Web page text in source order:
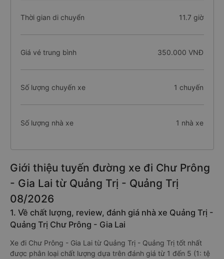
Thời gian di chuyển 11.7 giờ
Giá vé trung bình 350.000 VNĐ
Số lượng chuyến xe 1 chuyến
Số lượng nhà xe 1 nhà xe
Giới thiệu tuyến đường xe đi Chư Prông
- Gia Lai từ Quảng Trị - Quảng Trị
08/2026
1. Về chất lượng, review, đánh giá nhà xe Quảng Trị -
Quảng Trị Chư Prông - Gia Lai
Xe đi Chư Prông - Gia Lai từ Quảng Trị - Quảng Trị tốt nhất
được phân loại chất lượng dựa trên đánh giá từ 1 đến 5 (1: tệ